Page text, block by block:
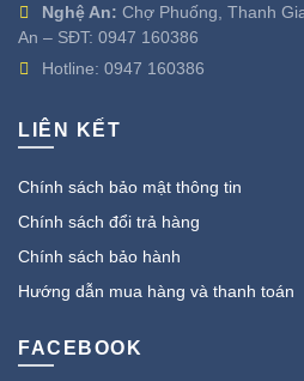
Nghệ An: Chợ Phuống, Thanh
An – SĐT: 0947 160386
Hotline: 0947 160386
LIÊN KẾT
Chính sách bảo mật thông tin
Chính sách đổi trả hàng
Chính sách bảo hành
Hướng dẫn mua hàng và thanh toán
FACEBOOK